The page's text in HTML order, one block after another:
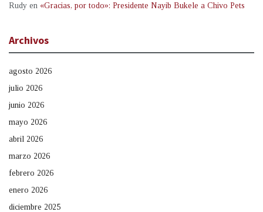
Rudy en «Gracias, por todo»: Presidente Nayib Bukele a Chivo Pets
Archivos
agosto 2026
julio 2026
junio 2026
mayo 2026
abril 2026
marzo 2026
febrero 2026
enero 2026
diciembre 2025